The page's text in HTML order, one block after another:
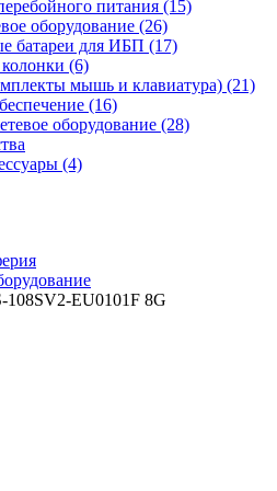
питания (15)
оборудование (26)
батареи для ИБП (17)
(6)
мышь и клавиатура) (21)
(16)
оборудование (28)
(4)
108SV2-EU0101F 8G